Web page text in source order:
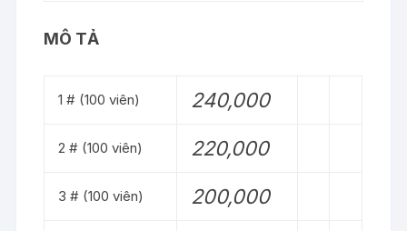
MÔ TẢ
1 # (100 viên) 240,000
2 # (100 viên) 220,000
3 # (100 viên) 200,000